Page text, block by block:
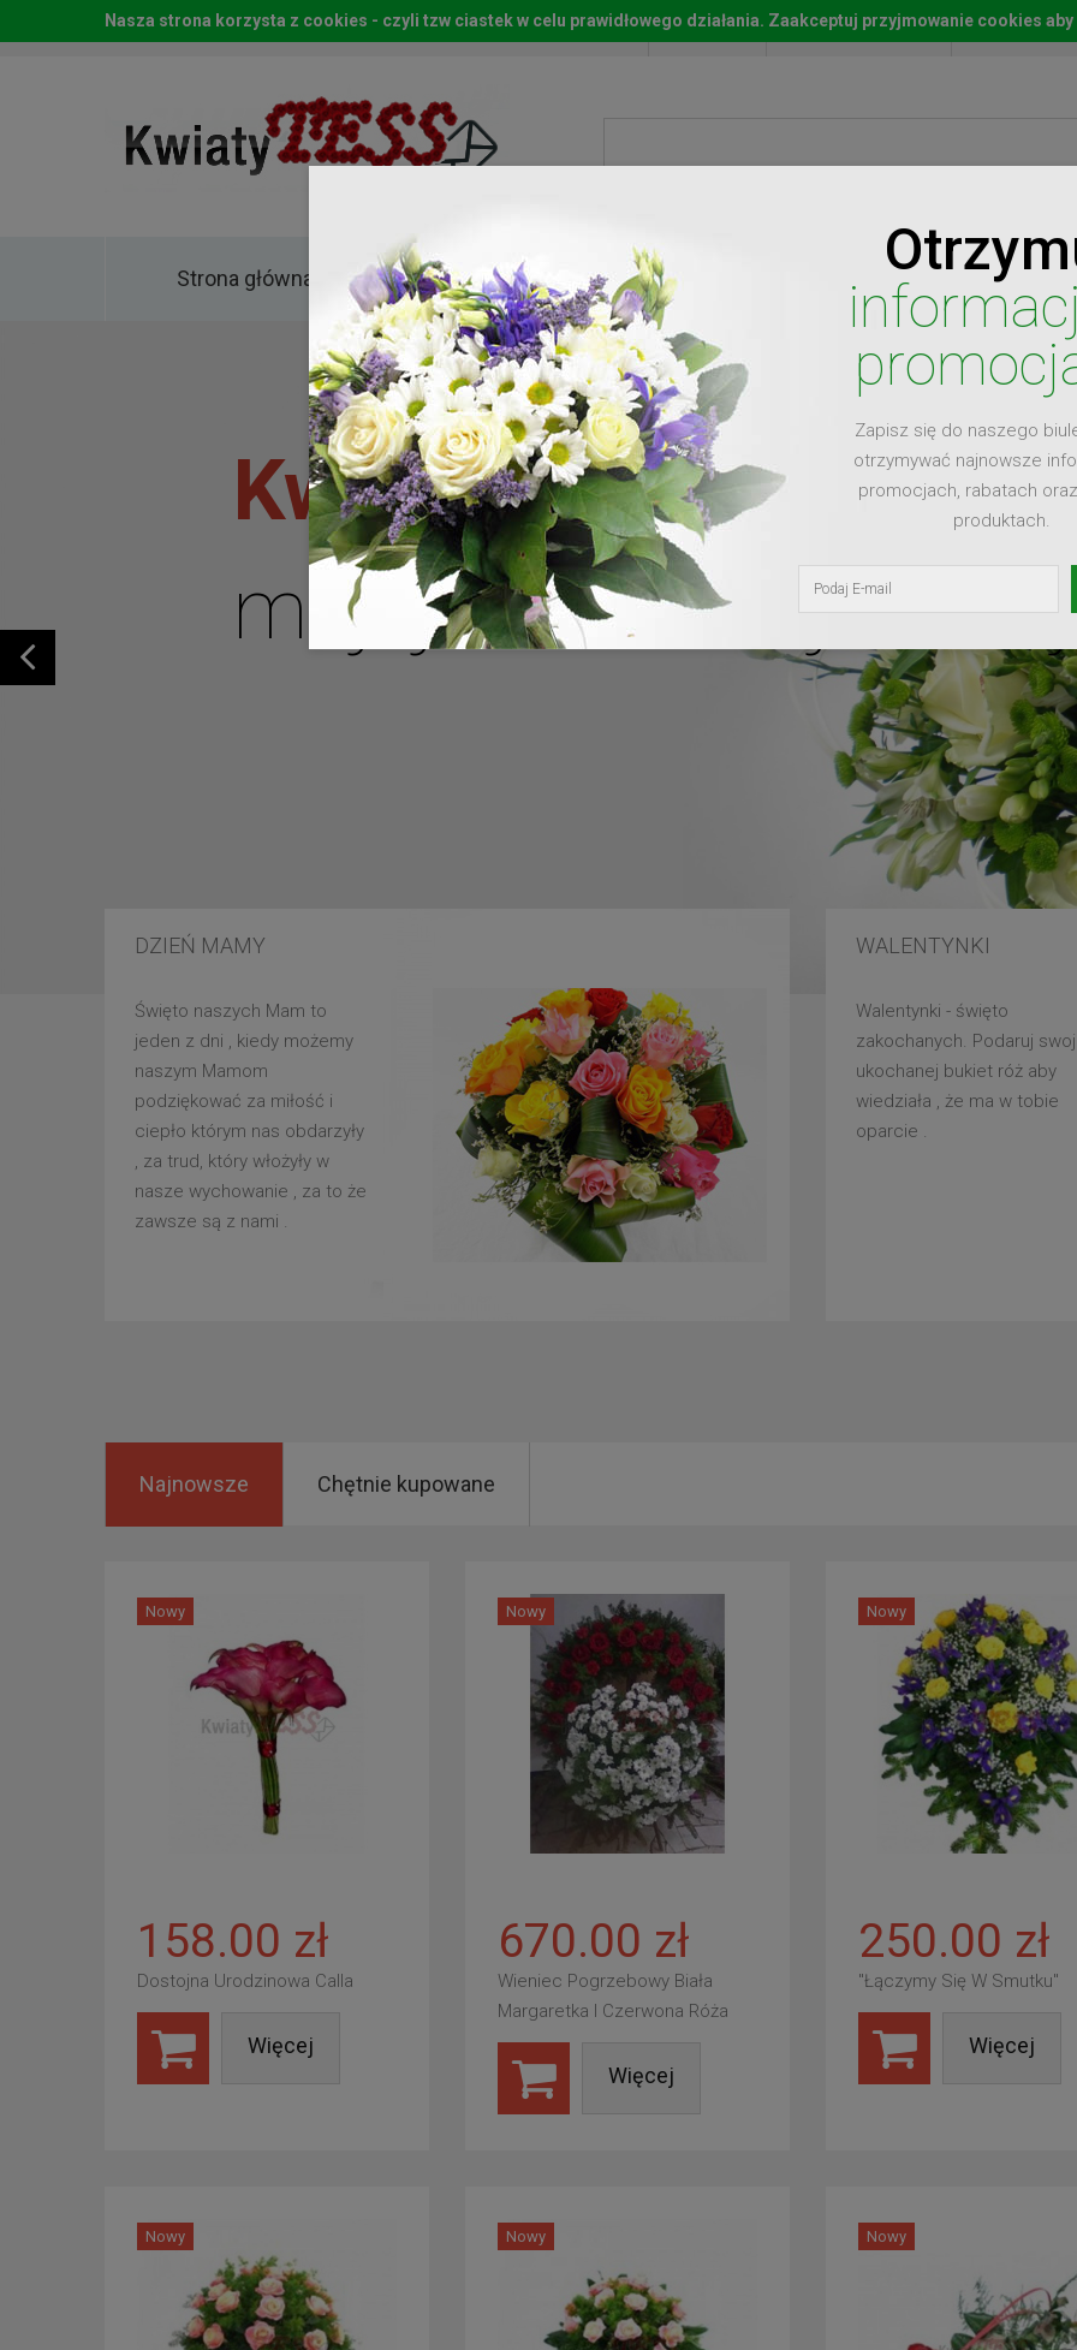
Start Moje konto Lista
Strona główna Kwiaty
Kwiaty dla
mojej ukochanej
DZIEŃ MAMY
Święto naszych Mam to
jeden z dni , kiedy możemy
naszym Mamom
podziękować za miłość i
ciepło którym nas obdarzyły
, za trud, który włożyły w
nasze wychowanie , za to że
zawsze są z nami .
WALENTYNKI
Walentynki - święto
zakochanych. Podaruj
ukochanej bukiet róż aby
wiedziała , że ma w tobie
oparcie .
Zapisz się do naszego
otrzymywać najnowsze
promocjach, rabatach
produktach.
Najnowsze Chętnie kupowane
Nowy
158.00 zł
Dostojna Urodzinowa Calla
Więcej
Nowy
670.00 zł
Wieniec Pogrzebowy Biała
Margaretka I Czerwona Róża
Więcej
Nowy
250.00 zł
"Łączymy Się W Smutku"
Więcej
Nowy Nowy Nowy
Nasza strona korzysta z cookies - czyli tzw ciastek w celu prawidłowego działania. Zaakceptuj przyjmowanie cookies